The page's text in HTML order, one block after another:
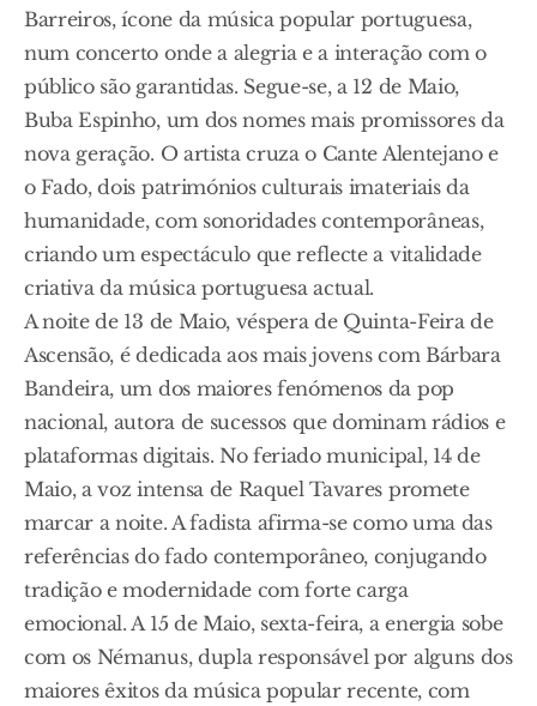
Barreiros, ícone da música popular portuguesa,
num concerto onde a alegria e a interação com o
público são garantidas. Segue-se, a 12 de Maio,
Buba Espinho, um dos nomes mais promissores da
nova geração. O artista cruza o Cante Alentejano e
o Fado, dois patrimónios culturais imateriais da
humanidade, com sonoridades contemporâneas,
criando um espectáculo que reflecte a vitalidade
criativa da música portuguesa actual.
A noite de 13 de Maio, véspera de Quinta-Feira de
Ascensão, é dedicada aos mais jovens com Bárbara
Bandeira, um dos maiores fenómenos da pop
nacional, autora de sucessos que dominam rádios e
plataformas digitais. No feriado municipal, 14 de
Maio, a voz intensa de Raquel Tavares promete
marcar a noite. A fadista afirma-se como uma das
referências do fado contemporâneo, conjugando
tradição e modernidade com forte carga
emocional. A 15 de Maio, sexta-feira, a energia sobe
com os Némanus, dupla responsável por alguns dos
maiores êxitos da música popular recente, com